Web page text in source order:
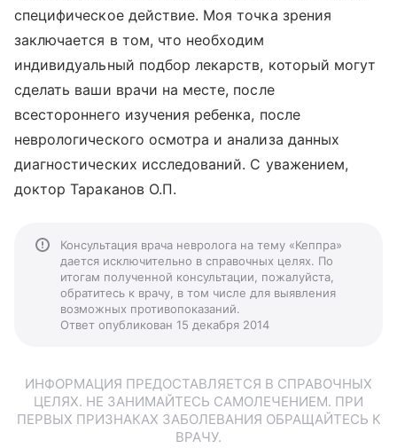
специфическое действие. Моя точка зрения
заключается в том, что необходим
индивидуальный подбор лекарств, который могут
сделать ваши врачи на месте, после
всестороннего изучения ребенка, после
неврологического осмотра и анализа данных
диагностических исследований. С уважением,
доктор Тараканов О.П.
Консультация врача невролога на тему «Кеппра»
дается исключительно в справочных целях. По
итогам полученной консультации, пожалуйста,
обратитесь к врачу, в том числе для выявления
возможных противопоказаний.
Ответ опубликован 15 декабря 2014
ИНФОРМАЦИЯ ПРЕДОСТАВЛЯЕТСЯ В СПРАВОЧНЫХ
ЦЕЛЯХ. НЕ ЗАНИМАЙТЕСЬ САМОЛЕЧЕНИЕМ. ПРИ
ПЕРВЫХ ПРИЗНАКАХ ЗАБОЛЕВАНИЯ ОБРАЩАЙТЕСЬ К
ВРАЧУ.